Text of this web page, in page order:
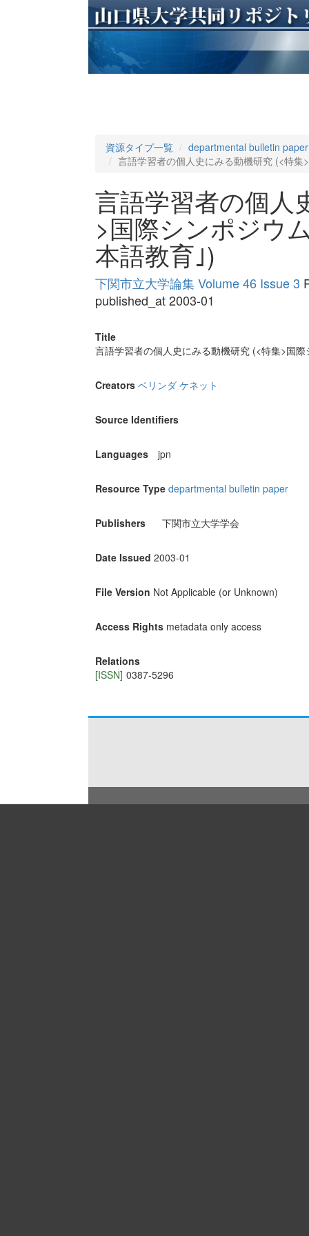
資源タイプ一覧
departmental bulletin paper
言語学習者の個人史にみる動機研究 (<特
言語学習者の個人
>国際シンポジウ
本語教育｣)
下関市立大学論集 Volume 46 Issue 3
published_at 2003-01
Title
言語学習者の個人史にみる動機研究 (<特集>国
Creators ベリンダ ケネット
Source Identifiers
Languages jpn
Resource Type departmental bulletin paper
Publishers 下関市立大学学会
Date Issued 2003-01
File Version Not Applicable (or Unknown)
Access Rights metadata only access
Relations
[ISSN] 0387-5296